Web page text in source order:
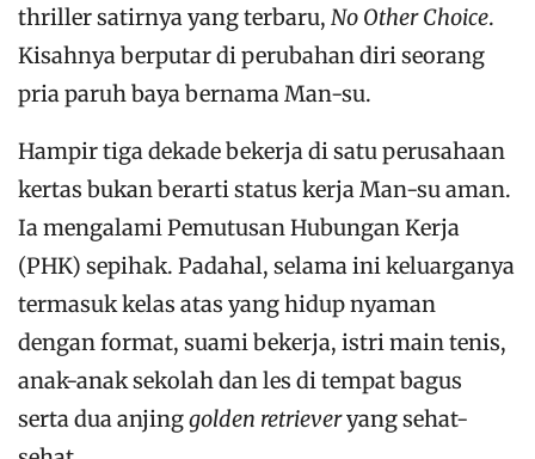
thriller satirnya yang terbaru, No Other Choice.
Kisahnya berputar di perubahan diri seorang
pria paruh baya bernama Man-su.
Hampir tiga dekade bekerja di satu perusahaan
kertas bukan berarti status kerja Man-su aman.
Ia mengalami Pemutusan Hubungan Kerja
(PHK) sepihak. Padahal, selama ini keluarganya
termasuk kelas atas yang hidup nyaman
dengan format, suami bekerja, istri main tenis,
anak-anak sekolah dan les di tempat bagus
serta dua anjinggolden retrieveryang sehat-